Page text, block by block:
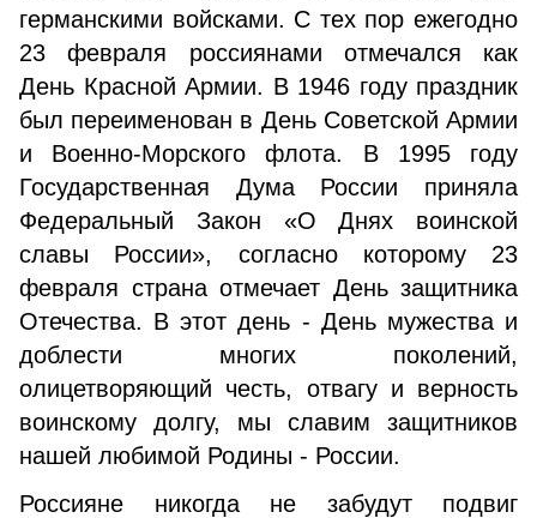
германскими войсками. С тех пор ежегодно
23 февраля россиянами отмечался как
День Красной Армии. В 1946 году праздник
был переименован в День Советской Армии
и Военно-Морского флота. В 1995 году
Государственная Дума России приняла
Федеральный Закон «О Днях воинской
славы России», согласно которому 23
февраля страна отмечает День защитника
Отечества. В этот день - День мужества и
доблести многих поколений,
олицетворяющий честь, отвагу и верность
воинскому долгу, мы славим защитников
нашей любимой Родины - России.
Россияне никогда не забудут подвиг